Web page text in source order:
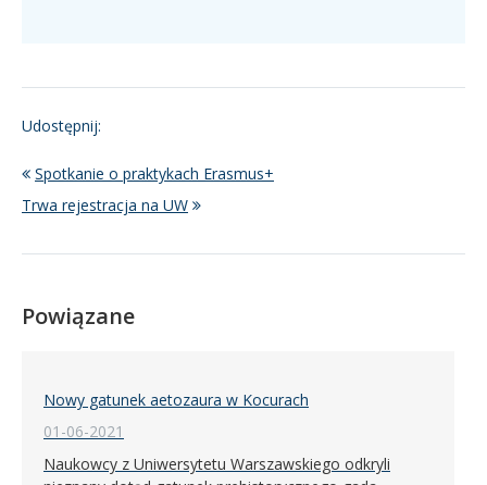
Udostępnij:
Spotkanie o praktykach Erasmus+
Trwa rejestracja na UW
Powiązane
Nowy gatunek aetozaura w Kocurach
01-06-2021
Naukowcy z Uniwersytetu Warszawskiego odkryli